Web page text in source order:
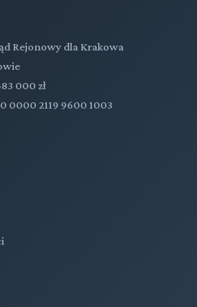
Rejonowy dla Krakowa
000 zł
0000 2119 9600 1003